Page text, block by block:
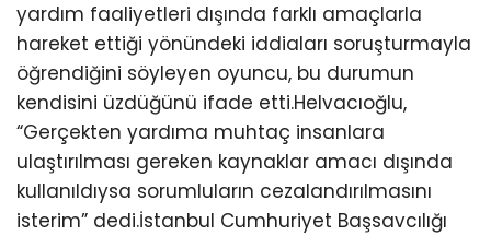
yardım faaliyetleri dışında farklı amaçlarla
hareket ettiği yönündeki iddiaları soruşturmayla
öğrendiğini söyleyen oyuncu, bu durumun
kendisini üzdüğünü ifade etti.Helvacıoğlu,
“Gerçekten yardıma muhtaç insanlara
ulaştırılması gereken kaynaklar amacı dışında
kullanıldıysa sorumluların cezalandırılmasını
isterim” dedi.İstanbul Cumhuriyet Başsavcılığı